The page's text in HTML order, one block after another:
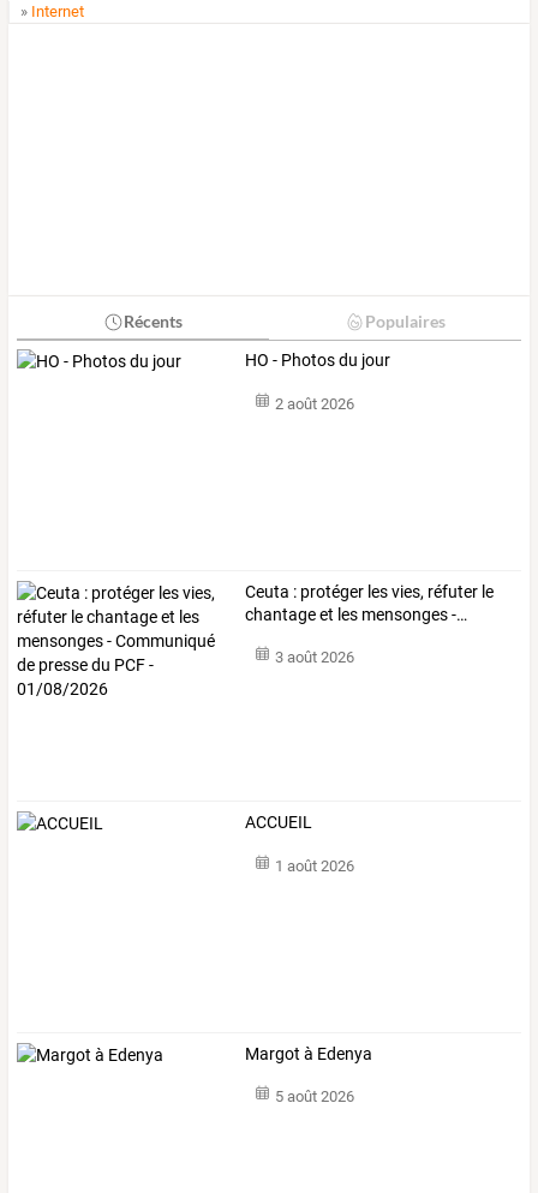
» Internet
Récents Populaires
HO - Photos du jour
2 août 2026
Ceuta : protéger lesvies, réfuter le
chantageet les mensonges-…
3 août 2026
ACCUEIL
1 août 2026
Margot à Edenya
5 août 2026